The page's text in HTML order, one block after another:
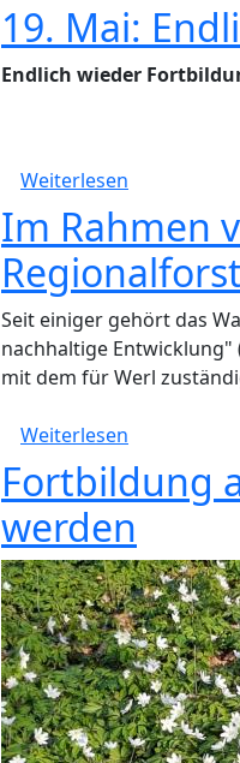
19. Mai:
Endlich wieder
Weiterlesen
Im Rahmen
Seit einiger gehört das
nachhaltige
mit dem für Werl
Weiterlesen
Fortbildung
werden